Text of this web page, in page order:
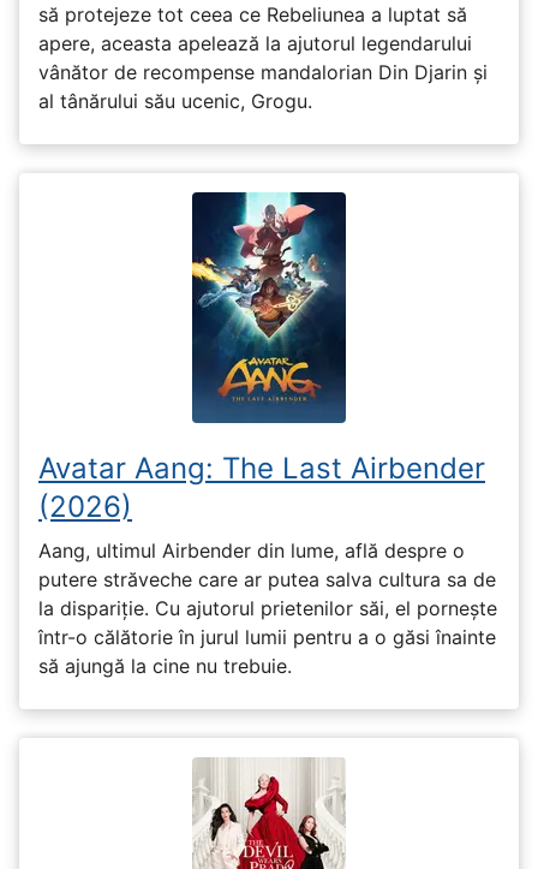
să protejeze tot ceea ce Rebeliunea a luptat să
apere, aceasta apelează la ajutorul legendarului
vânător de recompense mandalorian Din Djarin și
al tânărului său ucenic, Grogu.
Avatar Aang: The Last Airbender
(2026)
Aang, ultimul Airbender din lume, află despre o
putere străveche care ar putea salva cultura sa de
la dispariție. Cu ajutorul prietenilor săi, el pornește
într-o călătorie în jurul lumii pentru a o găsi înainte
să ajungă la cine nu trebuie.